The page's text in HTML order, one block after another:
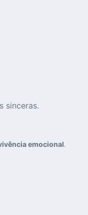
sinceras.
emocional.